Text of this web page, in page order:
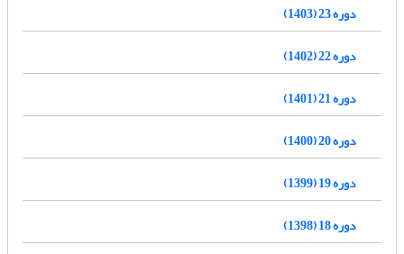
دوره 23 (1403)
دوره 22 (1402)
دوره 21 (1401)
دوره 20 (1400)
دوره 19 (1399)
دوره 18 (1398)